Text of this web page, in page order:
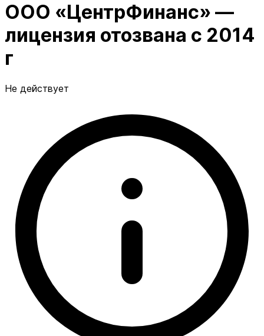
ООО «ЦентрФинанс» —
лицензия отозвана с 2014
г
Не действует